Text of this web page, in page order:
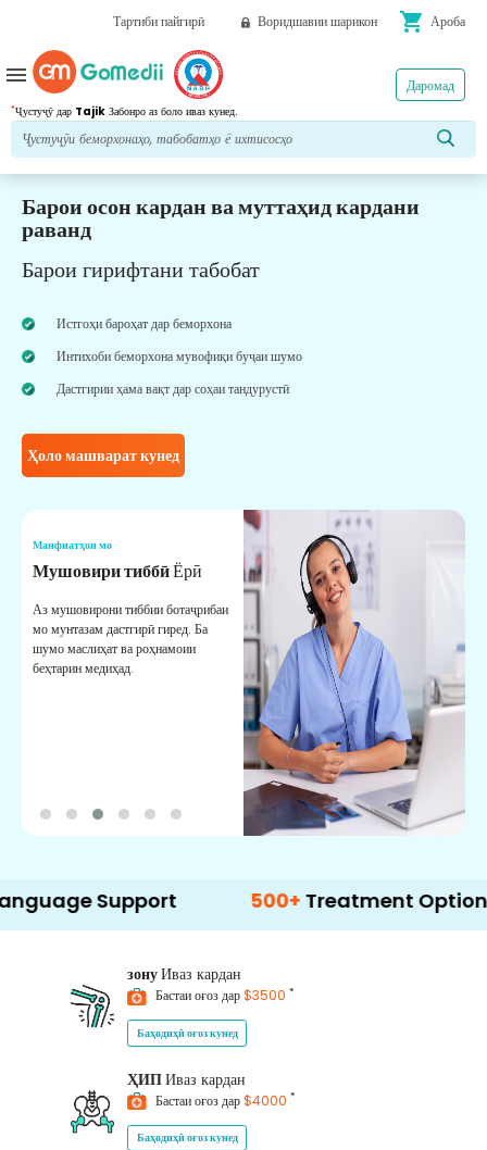
Тартиби пайгирӣ Воридшавии шарикон shopping_cart Ароба
*Ҷустуҷӯ дар Tajik Забонро аз боло иваз кунед.
Даромад
menu
Барои осон кардан ва муттаҳид кардани
раванд
Барои гирифтани табобат
Истгоҳи бароҳат дар беморхона
Интихоби беморхона мувофиқи буҷаи шумо
Дастгирии ҳама вақт дар соҳаи тандурустӣ
Ҳоло машварат кунед
Манфиатҳои мо
Мушовири тиббӣЁрӣ
Аз мушовирони тиббии ботаҷрибаи
мо мунтазам дастгирӣ гиред. Ба
шумо маслиҳат ва роҳнамоии
беҳтарин медиҳад.
Support 500+ Treatment Options
зонуИваз кардан
Бастаи оғоз дар$3500 *
Баҳодиҳӣ оғоз кунед
ҲИПИваз кардан
Бастаи оғоз дар$4000 *
Баҳодиҳӣ оғоз кунед